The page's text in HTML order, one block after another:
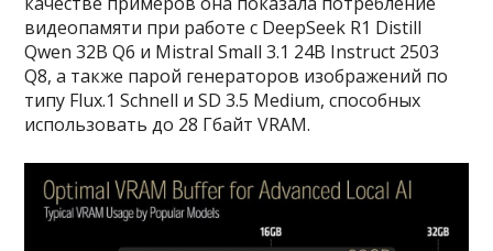
видеопамяти при работе с DeepSeek R1 Distill
Qwen 32B Q6 и Mistral Small 3.1 24B Instruct 2503
Q8, а также парой генераторов изображений по
типу Flux.1 Schnell и SD 3.5 Medium, способных
использовать до 28 Гбайт VRAM.